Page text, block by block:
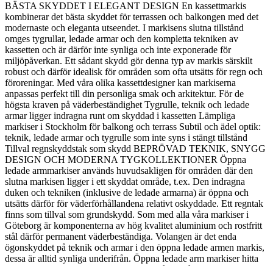
BÄSTA SKYDDET I ELEGANT DESIGN En kassettmarkis
kombinerar det bästa skyddet för terrassen och balkongen med det
modernaste och eleganta utseendet. I markisens slutna tillstånd
omges tygrullar, ledade armar och den kompletta tekniken av
kassetten och är därför inte synliga och inte exponerade för
miljöpåverkan. Ett sådant skydd gör denna typ av markis särskilt
robust och därför idealisk för områden som ofta utsätts för regn och
föroreningar. Med våra olika kassettdesigner kan markiserna
anpassas perfekt till din personliga smak och arkitektur. För de
högsta kraven på väderbeständighet Tygrulle, teknik och ledade
armar ligger indragna runt om skyddad i kassetten Lämpliga
markiser i Stockholm för balkong och terrass Subtil och ädel optik:
teknik, ledade armar och tygrulle som inte syns i stängt tillstånd
Tillval regnskyddstak som skydd BEPRÖVAD TEKNIK, SNYGG
DESIGN OCH MODERNA TYGKOLLEKTIONER Öppna
ledade armmarkiser används huvudsakligen för områden där den
slutna markisen ligger i ett skyddat område, t.ex. Den indragna
duken och tekniken (inklusive de ledade armarna) är öppna och
utsätts därför för väderförhållandena relativt oskyddade. Ett regntak
finns som tillval som grundskydd. Som med alla våra markiser i
Göteborg är komponenterna av hög kvalitet aluminium och rostfritt
stål därför permanent väderbeständiga. Volangen är det enda
ögonskyddet på teknik och armar i den öppna ledade armen markis,
dessa är alltid synliga underifrån. Öppna ledade arm markiser hitta